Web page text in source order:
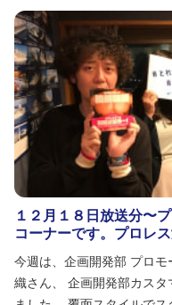
１２月１８日放送分〜
コーナーです。プロレ
今週は、企画開発部 プロ
織さん、 企画開発部カス